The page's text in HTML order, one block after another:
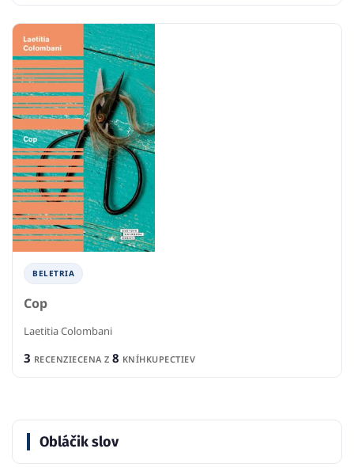
BELETRIA
Cop
Laetitia Colombani
3 RECENZIECENA Z 8 KNÍHKUPECTIEV
Obláčik slov